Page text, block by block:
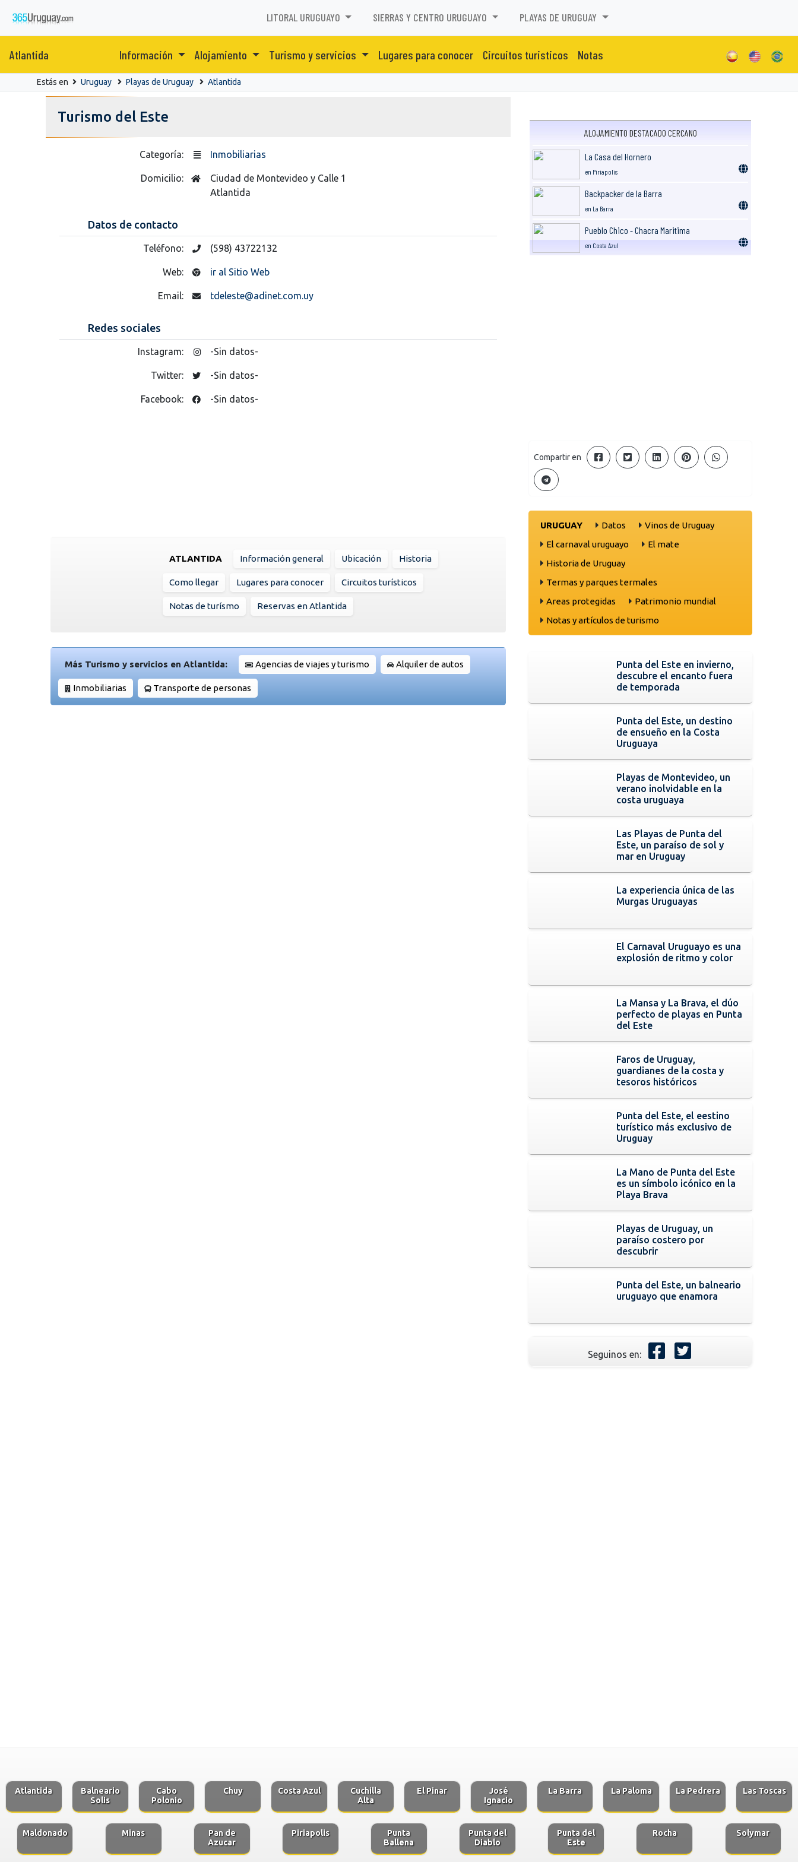
LITORAL URUGUAYO SIERRAS Y CENTRO URUGUAYO PLAYAS DE URUGUAY
Atlantida Información Alojamiento Turismo y servicios Lugares para conocer Circuitos turisticos Notas
Estás en Uruguay Playas de Uruguay Atlantida
Turismo del Este
Categoría: Inmobiliarias
Domicilio:
Ciudad de Montevideo y Calle 1
Atlantida
Datos de contacto
Teléfono: (598) 43722132
Web: ir al Sitio Web
Email: tdeleste@adinet.com.uy
Redes sociales
Instagram: -Sin datos-
Twitter: -Sin datos-
Facebook: -Sin datos-
ATLANTIDA Información general Ubicación Historia
Como llegar Lugares para conocer Circuitos turísticos
Notas de turísmo Reservas en Atlantida
Más Turismo y servicios en Atlantida: Agencias de viajes y turismo Alquiler de autos
Inmobiliarias Transporte de personas
ALOJAMIENTO DESTACADO CERCANO
La Casa del Hornero
en Piriapolis
Backpacker de la Barra
en La Barra
Pueblo Chico - Chacra Maritima
en Costa Azul
Compartir en
URUGUAY Datos
Vinos de Uruguay
El carnaval uruguayo
El mate
Historia de Uruguay
Termas y parques termales
Areas protegidas
Patrimonio mundial
Notas y artículos de turismo
Punta del Este en invierno,
descubre el encanto fuera
de temporada
Punta del Este, un destino
de ensueño en la Costa
Uruguaya
Playas de Montevideo, un
verano inolvidable en la
costa uruguaya
Las Playas de Punta del
Este, un paraíso de sol y
mar en Uruguay
La experiencia única de las
Murgas Uruguayas
El Carnaval Uruguayo es una
explosión de ritmo y color
La Mansa y La Brava, el dúo
perfecto de playas en Punta
del Este
Faros de Uruguay,
guardianes de la costa y
tesoros históricos
Punta del Este, el eestino
turístico más exclusivo de
Uruguay
La Mano de Punta del Este
es un símbolo icónico en la
Playa Brava
Playas de Uruguay, un
paraíso costero por
descubrir
Punta del Este, un balneario
uruguayo que enamora
Seguinos en:
Atlantida
Balneario
Solis
Cabo
Polonio
Chuy Costa Azul
Cuchilla
Alta
El Pinar
José
Ignacio
La Barra La Paloma La Pedrera Las Toscas
Maldonado Minas
Pan de
Azucar
Piriapolis
Punta
Ballena
Punta del
Diablo
Punta del
Este
Rocha Solymar